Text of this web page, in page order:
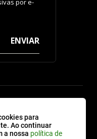
para
Ao continuar
a nossa política de
ENVIAR